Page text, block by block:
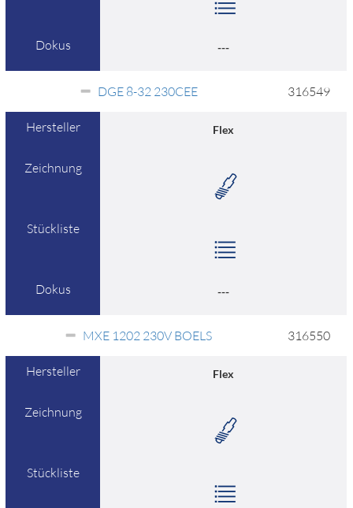
Dokus ---
DGE 8-32 230CEE 316549
Hersteller Flex
Zeichnung
Stückliste
Dokus ---
MXE 1202 230V BOELS 316550
Hersteller Flex
Zeichnung
Stückliste